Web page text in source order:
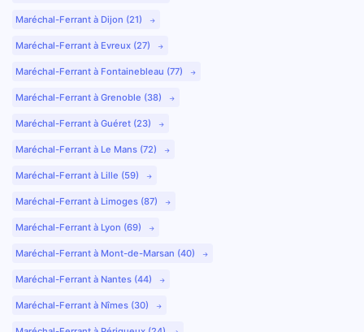
Maréchal-Ferrant à Dijon (21)
Maréchal-Ferrant à Evreux (27)
Maréchal-Ferrant à Fontainebleau (77)
Maréchal-Ferrant à Grenoble (38)
Maréchal-Ferrant à Guéret (23)
Maréchal-Ferrant à Le Mans (72)
Maréchal-Ferrant à Lille (59)
Maréchal-Ferrant à Limoges (87)
Maréchal-Ferrant à Lyon (69)
Maréchal-Ferrant à Mont-de-Marsan (40)
Maréchal-Ferrant à Nantes (44)
Maréchal-Ferrant à Nîmes (30)